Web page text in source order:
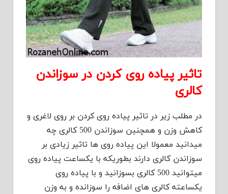
تاثیر پیاده روی کردن در سوزاندن
کالری
در مطلب زیر در تاثیر پیاده روی کردن بر روی لاغری و
کاهش وزن و همچنین سوزاندن 500 کالری چه
میدانید معمولا این پیاده روی ها تاثیر زیادی بر
سوزاندن کالری دارند بطوریکه با یکساعت پیاده روی
میتوانید 500 کالری بسوزانید و با پیاده روی
یکساعته کالری های اضافه را سوزانده و به وزن